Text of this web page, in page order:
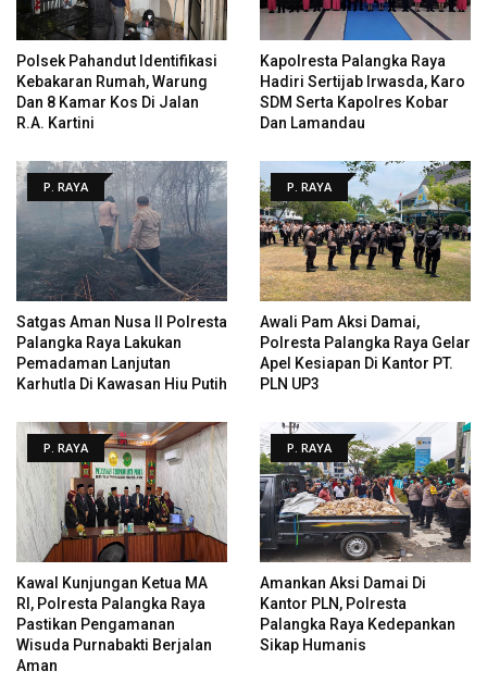
Polsek Pahandut Identifikasi
Kebakaran Rumah, Warung
Dan 8 Kamar Kos Di Jalan
R.A. Kartini
Kapolresta Palangka Raya
Hadiri Sertijab Irwasda, Karo
SDM Serta Kapolres Kobar
Dan Lamandau
P. RAYA
Satgas Aman Nusa II Polresta
Palangka Raya Lakukan
Pemadaman Lanjutan
Karhutla Di Kawasan Hiu Putih
P. RAYA
Awali Pam Aksi Damai,
Polresta Palangka Raya Gelar
Apel Kesiapan Di Kantor PT.
PLN UP3
P. RAYA
Kawal Kunjungan Ketua MA
RI, Polresta Palangka Raya
Pastikan Pengamanan
Wisuda Purnabakti Berjalan
Aman
P. RAYA
Amankan Aksi Damai Di
Kantor PLN, Polresta
Palangka Raya Kedepankan
Sikap Humanis